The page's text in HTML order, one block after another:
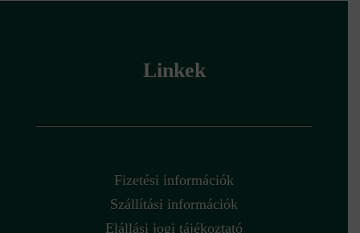
Linkek
Fizetési információk
Szállítási információk
Elállási jogi tájékoztató